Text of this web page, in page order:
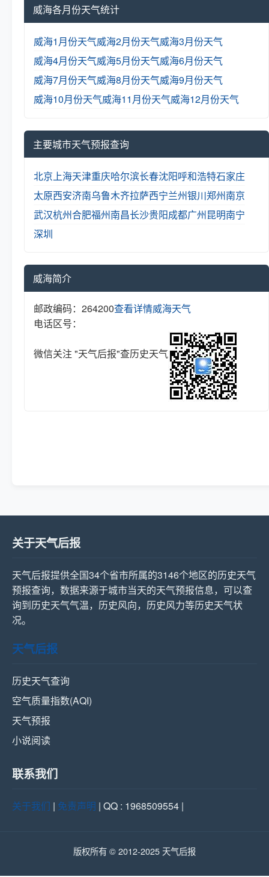
威海各月份天气统计
威海1月份天气威海2月份天气威海3月份天气
威海4月份天气威海5月份天气威海6月份天气
威海7月份天气威海8月份天气威海9月份天气
威海10月份天气威海11月份天气威海12月份天气
主要城市天气预报查询
北京 上海天津重庆哈尔滨长春沈阳呼和浩特石家庄
太原西安济南乌鲁木齐拉萨西宁兰州银川郑州南京
武汉杭州合肥福州南昌长沙贵阳成都广州昆明南宁
深圳
威海简介
邮政编码：264200
电话区号：
查看详情威海天气
微信关注 "天气后报"查历史天气
关于天气后报
天气后报提供全国34个省市所属的3146个地区的历史天气
预报查询，数据来源于城市当天的天气预报信息，可以查
询到历史天气气温，历史风向，历史风力等历史天气状
况。
天气后报
历史天气查询
空气质量指数(AQI)
天气预报
小说阅读
联系我们
关于我们 | 免责声明 | QQ : 1968509554 |
版权所有 © 2012-2025 天气后报